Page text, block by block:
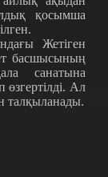
қосымша
Жетіген
басшысының
санатына
Ал
талқыланады.